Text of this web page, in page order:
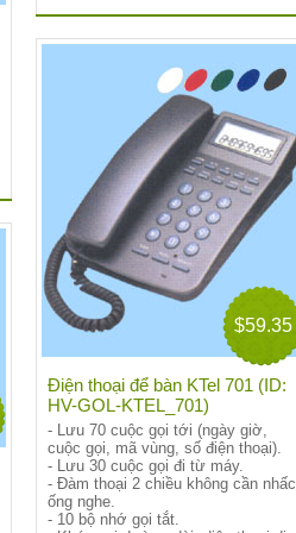
$59.35
Điện thoại để bàn KTel 701 (ID:
HV-GOL-KTEL_701)
- Lưu 70 cuộc gọi tới (ngày giờ,
cuộc gọi, mã vùng, số điện thoại).
- Lưu 30 cuộc gọi đi từ máy.
- Đàm thoại 2 chiều không cần nhấc
ống nghe.
- 10 bộ nhớ gọi tắt.